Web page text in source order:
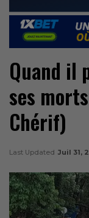
Quand il
ses
Chérif)
Last Updated Juil 31,